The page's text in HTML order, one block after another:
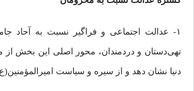
۱- عدالت اجتماعی و فراگیر نسبت به آحاد
تهی‌دستان و دردمندان، محور اصلی این بخش از
دنیا نشان ‌دهد و از سیره و سیاست